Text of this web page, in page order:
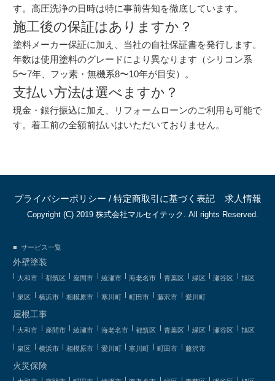
す。高圧洗浄の日時は特に事前告知を徹底しています。
施工後の保証はありますか？
塗料メーカー保証に加え、当社の自社保証書を発行します。
年数は使用塗料のグレードにより異なります（シリコン系
5〜7年、フッ素・無機系8〜10年が目安）。
支払い方法は選べますか？
現金・銀行振込に加え、リフォームローンのご利用も可能で
す。着工前の全額前払いはいただいておりません。
プライバシーポリシー / 特定商取引に基づく表記 求人情報
Copyright (C) 2019 株式会社マルセイテック. All rights Reserved.
サービス一覧
外壁塗装
大和市 都筑区 座間市 綾瀬市 海老名市 青葉区 緑区 瀬谷区 旭区
泉区 横浜市 相模原市 寒川町 町田市 藤沢市 愛川町
屋根工事
大和市 座間市 綾瀬市 海老名市 都筑区 青葉区 緑区 瀬谷区 旭区
泉区 横浜市 相模原市 愛川町 寒川町 町田市 藤沢市
火災保険